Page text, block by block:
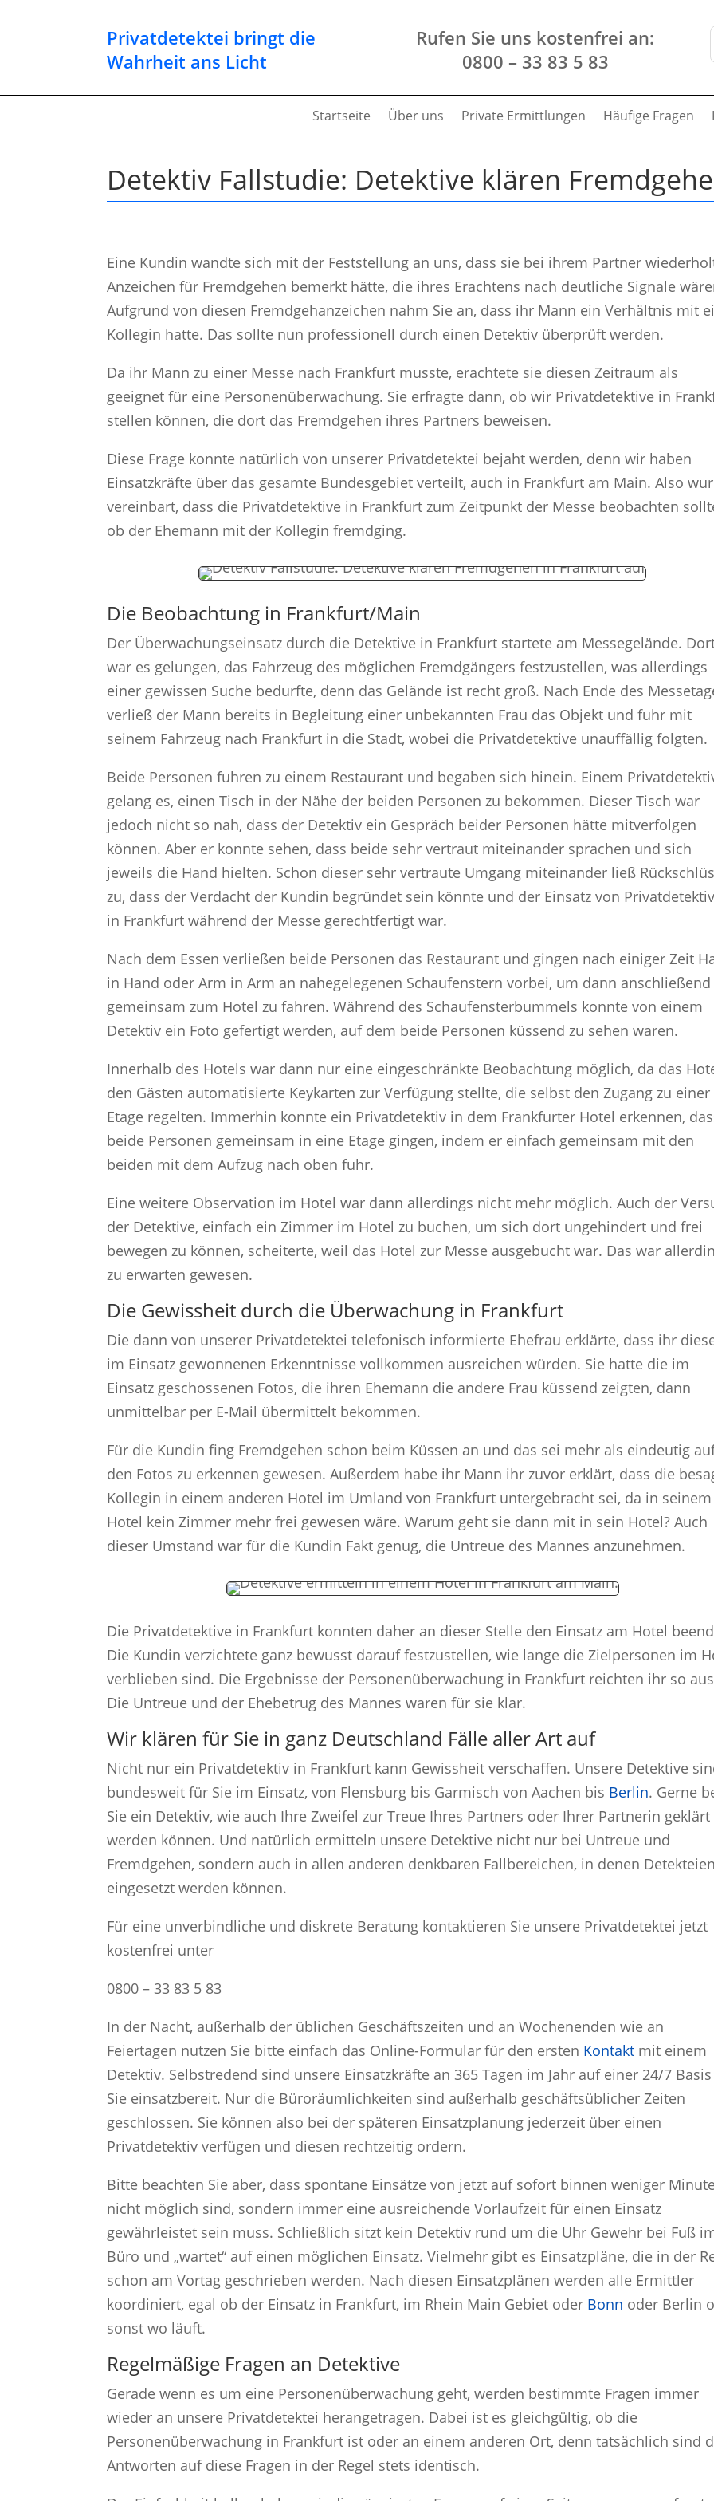
Privatdetektei bringt die
Wahrheit ans Licht
Rufen Sie uns kostenfrei an:
0800 – 33 83 5 83
Startseite Über uns Private Ermittlungen Häufige Fragen
Detektiv Fallstudie: Detektive klären
Eine Kundin wandte sich mit der Feststellung an uns, dass sie bei ihrem Partner
Anzeichen für Fremdgehen bemerkt hätte, die ihres Erachtens nach deutliche Signale
Aufgrund von diesen Fremdgehanzeichen nahm Sie an, dass ihr Mann ein Verhältnis mit
Kollegin hatte. Das sollte nun professionell durch einen Detektiv überprüft werden.
Da ihr Mann zu einer Messe nach Frankfurt musste, erachtete sie diesen Zeitraum als
geeignet für eine Personenüberwachung. Sie erfragte dann, ob wir Privatdetektive in
stellen können, die dort das Fremdgehen ihres Partners beweisen.
Diese Frage konnte natürlich von unserer Privatdetektei bejaht werden, denn wir haben
Einsatzkräfte über das gesamte Bundesgebiet verteilt, auch in Frankfurt am Main. Also
vereinbart, dass die Privatdetektive in Frankfurt zum Zeitpunkt der Messe beobachten
ob der Ehemann mit der Kollegin fremdging.
Die Beobachtung in Frankfurt/Main
Der Überwachungseinsatz durch die Detektive in Frankfurt startete am Messegelände.
war es gelungen, das Fahrzeug des möglichen Fremdgängers festzustellen, was allerdings
einer gewissen Suche bedurfte, denn das Gelände ist recht groß. Nach Ende des
verließ der Mann bereits in Begleitung einer unbekannten Frau das Objekt und fuhr mit
seinem Fahrzeug nach Frankfurt in die Stadt, wobei die Privatdetektive unauffällig folgten.
Beide Personen fuhren zu einem Restaurant und begaben sich hinein. Einem
gelang es, einen Tisch in der Nähe der beiden Personen zu bekommen. Dieser Tisch war
jedoch nicht so nah, dass der Detektiv ein Gespräch beider Personen hätte mitverfolgen
können. Aber er konnte sehen, dass beide sehr vertraut miteinander sprachen und sich
jeweils die Hand hielten. Schon dieser sehr vertraute Umgang miteinander ließ
zu, dass der Verdacht der Kundin begründet sein könnte und der Einsatz von
in Frankfurt während der Messe gerechtfertigt war.
Nach dem Essen verließen beide Personen das Restaurant und gingen nach einiger Zeit
in Hand oder Arm in Arm an nahegelegenen Schaufenstern vorbei, um dann anschließend
gemeinsam zum Hotel zu fahren. Während des Schaufensterbummels konnte von einem
Detektiv ein Foto gefertigt werden, auf dem beide Personen küssend zu sehen waren.
Innerhalb des Hotels war dann nur eine eingeschränkte Beobachtung möglich, da das
den Gästen automatisierte Keykarten zur Verfügung stellte, die selbst den Zugang zu einer
Etage regelten. Immerhin konnte ein Privatdetektiv in dem Frankfurter Hotel erkennen,
beide Personen gemeinsam in eine Etage gingen, indem er einfach gemeinsam mit den
beiden mit dem Aufzug nach oben fuhr.
Eine weitere Observation im Hotel war dann allerdings nicht mehr möglich. Auch der
der Detektive, einfach ein Zimmer im Hotel zu buchen, um sich dort ungehindert und frei
bewegen zu können, scheiterte, weil das Hotel zur Messe ausgebucht war. Das war
zu erwarten gewesen.
Die Gewissheit durch die Überwachung in Frankfurt
Die dann von unserer Privatdetektei telefonisch informierte Ehefrau erklärte, dass ihr
im Einsatz gewonnenen Erkenntnisse vollkommen ausreichen würden. Sie hatte die im
Einsatz geschossenen Fotos, die ihren Ehemann die andere Frau küssend zeigten, dann
unmittelbar per E-Mail übermittelt bekommen.
Für die Kundin fing Fremdgehen schon beim Küssen an und das sei mehr als eindeutig
den Fotos zu erkennen gewesen. Außerdem habe ihr Mann ihr zuvor erklärt, dass die
Kollegin in einem anderen Hotel im Umland von Frankfurt untergebracht sei, da in seinem
Hotel kein Zimmer mehr frei gewesen wäre. Warum geht sie dann mit in sein Hotel? Auch
dieser Umstand war für die Kundin Fakt genug, die Untreue des Mannes anzunehmen.
Die Privatdetektive in Frankfurt konnten daher an dieser Stelle den Einsatz am Hotel
Die Kundin verzichtete ganz bewusst darauf festzustellen, wie lange die Zielpersonen im
verblieben sind. Die Ergebnisse der Personenüberwachung in Frankfurt reichten ihr so
Die Untreue und der Ehebetrug des Mannes waren für sie klar.
Wir klären für Sie in ganz Deutschland Fälle aller Art auf
Nicht nur ein Privatdetektiv in Frankfurt kann Gewissheit verschaffen. Unsere Detektive
bundesweit für Sie im Einsatz, von Flensburg bis Garmisch von Aachen bis Berlin. Gerne
Sie ein Detektiv, wie auch Ihre Zweifel zur Treue Ihres Partners oder Ihrer Partnerin geklärt
werden können. Und natürlich ermitteln unsere Detektive nicht nur bei Untreue und
Fremdgehen, sondern auch in allen anderen denkbaren Fallbereichen, in denen Detekteien
eingesetzt werden können.
Für eine unverbindliche und diskrete Beratung kontaktieren Sie unsere Privatdetektei jetzt
kostenfrei unter
0800 – 33 83 5 83
In der Nacht, außerhalb der üblichen Geschäftszeiten und an Wochenenden wie an
Feiertagen nutzen Sie bitte einfach das Online-Formular für den ersten Kontakt mit einem
Detektiv. Selbstredend sind unsere Einsatzkräfte an 365 Tagen im Jahr auf einer 24/7
Sie einsatzbereit. Nur die Büroräumlichkeiten sind außerhalb geschäftsüblicher Zeiten
geschlossen. Sie können also bei der späteren Einsatzplanung jederzeit über einen
Privatdetektiv verfügen und diesen rechtzeitig ordern.
Bitte beachten Sie aber, dass spontane Einsätze von jetzt auf sofort binnen weniger
nicht möglich sind, sondern immer eine ausreichende Vorlaufzeit für einen Einsatz
gewährleistet sein muss. Schließlich sitzt kein Detektiv rund um die Uhr Gewehr bei Fuß
Büro und „wartet“ auf einen möglichen Einsatz. Vielmehr gibt es Einsatzpläne, die in der
schon am Vortag geschrieben werden. Nach diesen Einsatzplänen werden alle Ermittler
koordiniert, egal ob der Einsatz in Frankfurt, im Rhein Main Gebiet oder Bonn oder Berlin
sonst wo läuft.
Regelmäßige Fragen an Detektive
Gerade wenn es um eine Personenüberwachung geht, werden bestimmte Fragen immer
wieder an unsere Privatdetektei herangetragen. Dabei ist es gleichgültig, ob die
Personenüberwachung in Frankfurt ist oder an einem anderen Ort, denn tatsächlich sind
Antworten auf diese Fragen in der Regel stets identisch.